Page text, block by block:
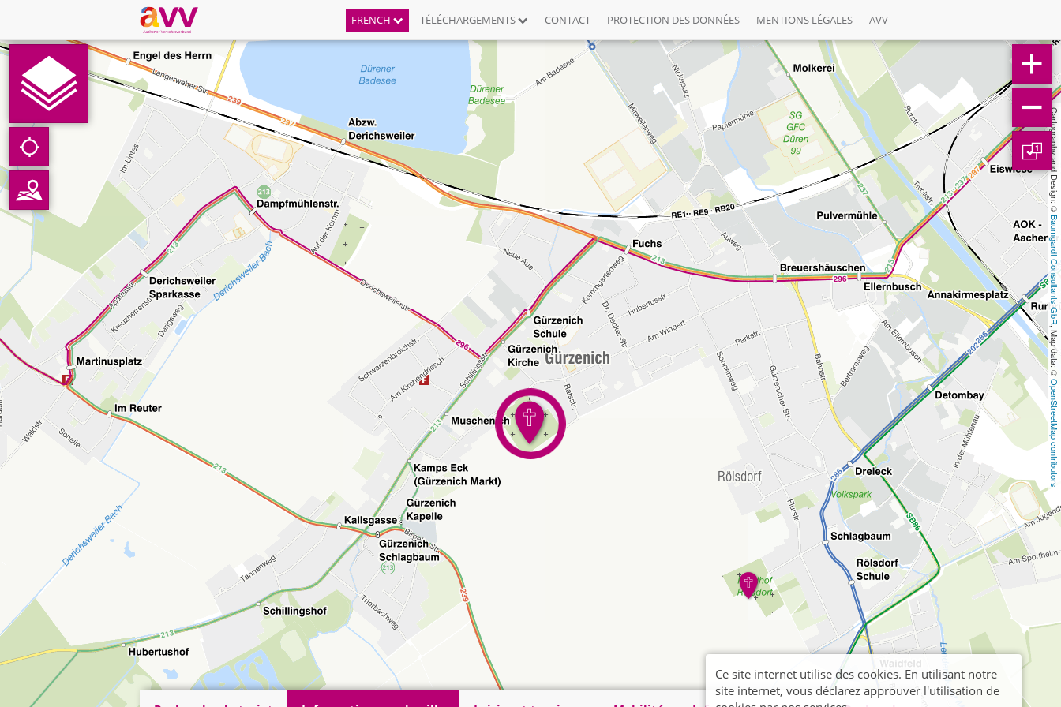
FRENCH TÉLÉCHARGEMENTS CONTACT PROTECTION DES DONNÉES MENTIONS LÉGALES AVV
Cartography and Design: ©
Baumgardt Consultants GbR
, Map data: ©
OpenStreetMap contributors
1
Ce site internet utilise des cookies. En utilisant notre
site internet, vous déclarez approuver l'utilisation de